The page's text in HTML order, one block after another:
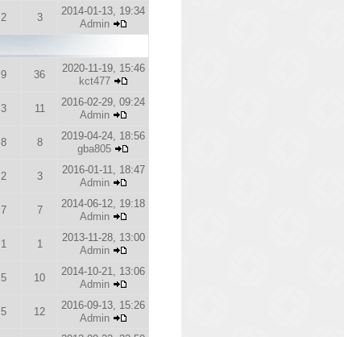
2 3
2014-01-13, 19:34
Admin
9 36
2020-11-19, 15:46
kct477
3 11
2016-02-29, 09:24
Admin
8 8
2019-04-24, 18:56
gba805
2 3
2016-01-11, 18:47
Admin
7 7
2014-06-12, 19:18
Admin
1 1
2013-11-28, 13:00
Admin
5 10
2014-10-21, 13:06
Admin
5 12
2016-09-13, 15:26
Admin